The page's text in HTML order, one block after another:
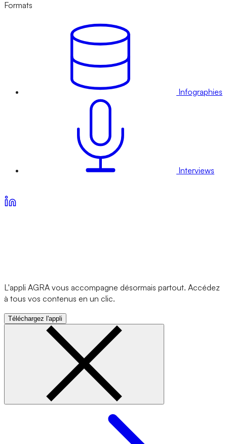
Formats
Infographies
Interviews
L'appli AGRA vous accompagne désormais partout. Accédez
à tous vos contenus en un clic.
Téléchargez l'appli